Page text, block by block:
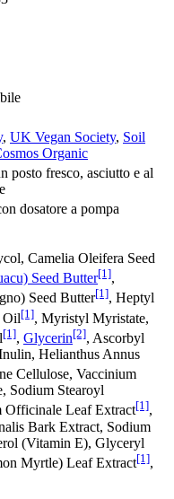
, UK Vegan Society, Soil
Organic
posto fresco, asciutto e al
dosatore a pompa
Camelia Oleifera Seed
Seed Butter[1],
Seed Butter[1], Heptyl
Oil[1], Myristyl Myristate,
[1], Glycerin[2], Ascorbyl
Helianthus Annus
Cellulose, Vaccinium
Sodium Stearoyl
Officinale Leaf Extract[1],
Bark Extract, Sodium
(Vitamin E), Glyceryl
Myrtle) Leaf Extract[1],